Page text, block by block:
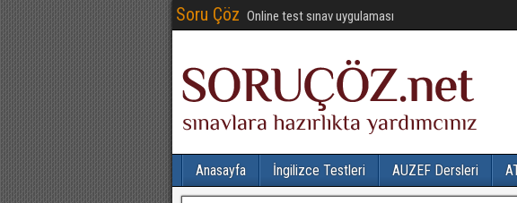
Soru Çöz Online test sınav uygulaması
Anasayfa İngilizce Testleri AUZEF Dersleri